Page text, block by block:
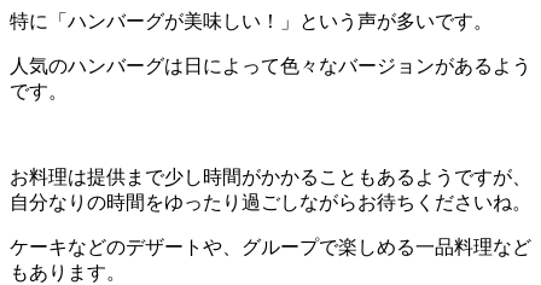
特に「ハンバーグが美味しい！」という声が多いです。
人気のハンバーグは日によって色々なバージョンがあるよう
です。
お料理は提供まで少し時間がかかることもあるようですが、
自分なりの時間をゆったり過ごしながらお待ちくださいね。
ケーキなどのデザートや、グループで楽しめる一品料理など
もあります。